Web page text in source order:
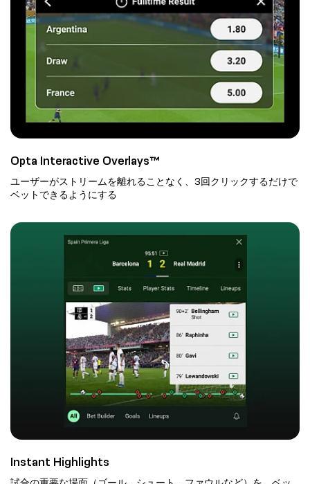
Opta Interactive Overlays™
ユーザーがストリームを離れることなく、3回クリックするだけで
ベットできるようにする
Instant Highlights